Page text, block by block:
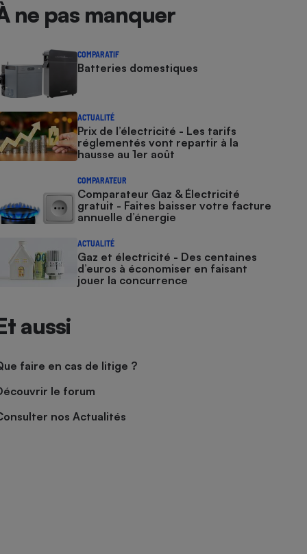
ne pas manquer
COMPARATIF
Batteries domestiques
ACTUALITÉ
Prix de l’électricité - Les tarifs
réglementés vont repartir à la
hausse au 1er août
COMPARATEUR
Comparateur Gaz & Électricité
gratuit - Faites baisser votre facture
annuelle d’énergie
ACTUALITÉ
Gaz et électricité - Des centaines
d’euros à économiser en faisant
jouer la concurrence
aussi
faire en cas de litige ?
le forum
nos Actualités